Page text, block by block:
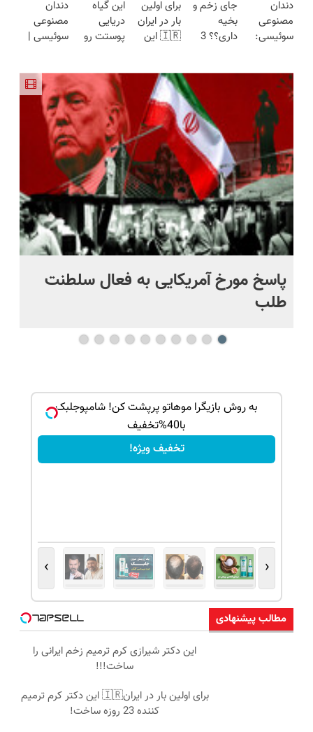
ساخت!!! هفته!!😍
فقط امروز
حراج شد🔥
پرداخت
کن!😍
🔥 پرداخت
درب منزل
+ گارانتی
دندان
مصنوعی
سوئیسی:
اروپا، سبک
و مقاوم |
پرداخت
قسطی
جای زخم و
بخیه
داری؟؟ 3
برای اولین
بار در ایران
🇮🇷 این
23 روزه
ساخت!
این گیاه
دریایی
پوستت رو
انگار20سال
جوون شدی
🔥لینک
خرید
دندان
مصنوعی
سوئیسی |
طبیعی!
ویزیت
رایگان+پرداخت
اقساطی😍
پاسخ مورخ آمریکایی به فعال سلطنت
طلب
به روش بازیگرا موهاتو پرپشت کن! شامپوجلبک
با40%تخفیف
تخفیف ویژه!
‹
›
مطالب پیشنهادی
این دکتر شیرازی کرم ترمیم زخم ایرانی را
ساخت!!!
برای اولین بار در ایران🇮🇷 این دکتر کرم ترمیم
کننده 23 روزه ساخت!